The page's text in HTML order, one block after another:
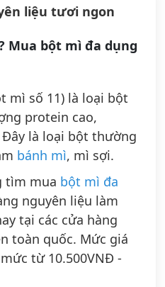
liệu tươi ngon
Mua bột mì đa dụng
mì số 11) là loại bột
protein cao,
Đây là loại bột thường
bánh mì, mì sợi.
tìm mua bột mì đa
nguyên liệu làm
tại các cửa hàng
toàn quốc. Mức giá
từ 10.500VNĐ -